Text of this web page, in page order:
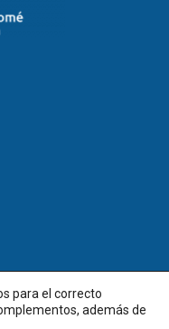
para el correcto
además de